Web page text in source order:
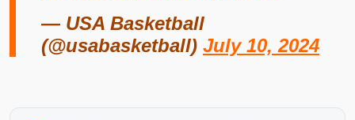
— USA Basketball
(@usabasketball) July 10, 2024